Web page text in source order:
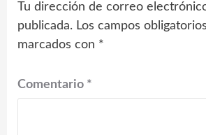
Tu dirección de correo
publicada. Los campos
marcados con *
Comentario *